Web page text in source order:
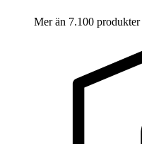
Mer än 7.100 produkter